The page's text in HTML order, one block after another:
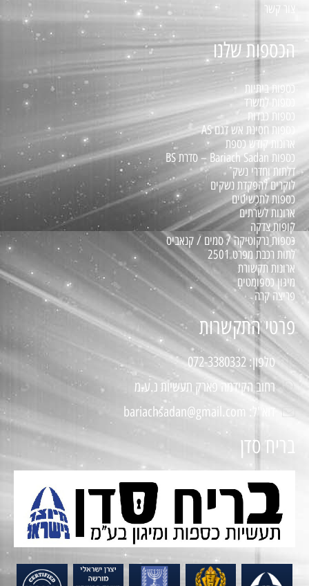
צור קשר
הכספות שלנו
כספות ביתיות
כספות למשרד
כספות כבדות
כספות חסינת אש דגם AS
ארונות קודש כספת
כספות Bariach Sadan – סדרת BS
דלתות וחדרי נשק
לוקרים להפקדת נשקים
כספות לתכשיטים
ארונות לשרתים
קופות צדקה
כספות נרקוטיקה / סמים / קנאביס
לתות רכבת מפרט 2501
ארונות תקשורת
מיגון כספומטים
פריצה קרה
פרטי התקשרות
טלפון: 072-3380332
רחוב הקידמה פארק תעשיות נ.ע.מ
דוא"ל: bariachsadan@gmail.com
בריח סדן